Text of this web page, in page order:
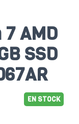
AMD
SSD
EN STOCK